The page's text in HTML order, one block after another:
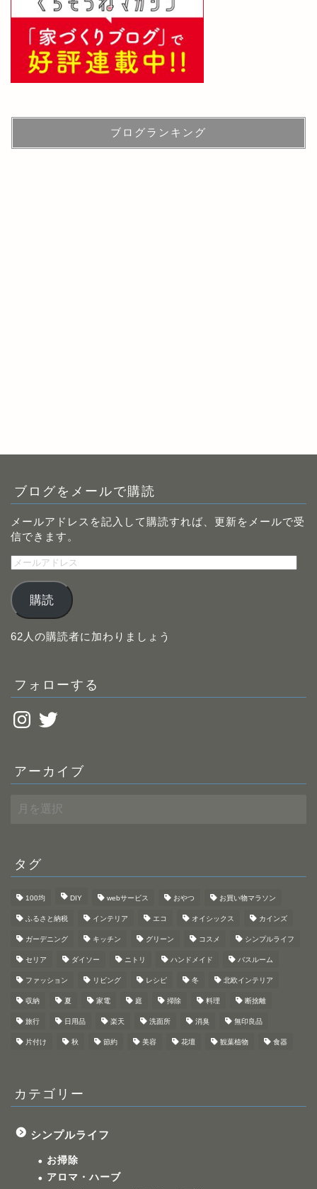
ブログランキング
ブログをメールで購読
メールアドレスを記入して購読すれば、更新をメールで受
信できます。
メ
ル
ア
ド
レ
購読
62人の購読者に加わりましょう
フォローする
Instagram
Twitter
アーカイブ
ー
ブ
タグ
100均 DIY webサービス おやつ お買い物マラソン
ふるさと納税 インテリア エコ オイシックス カインズ
ガーデニング キッチン グリーン コスメ シンプルライフ
セリア ダイソー ニトリ ハンドメイド バスルーム
ファッション リビング レシピ 冬 北欧インテリア
収納 夏 家電 庭 掃除 料理 断捨離
旅行 日用品 楽天 洗面所 消臭 無印良品
片付け 秋 節約 美容 花壇 観葉植物 食器
カテゴリー
シンプルライフ
お掃除
アロマ・ハーブ